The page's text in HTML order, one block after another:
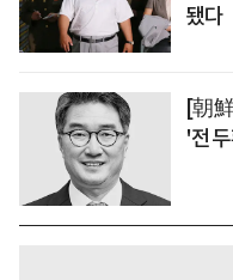
됐다
[朝
'전